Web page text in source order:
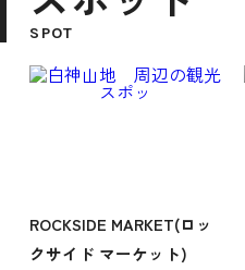
SPOT
ROCKSIDE MARKET(ロッ
クサイド マーケット)